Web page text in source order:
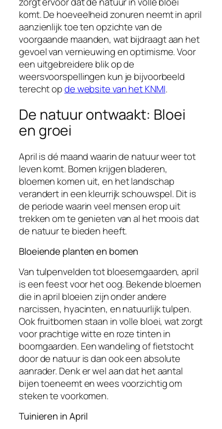
komt. De hoeveelheid zonuren neemt in april
aanzienlijk toe ten opzichte van de
voorgaande maanden, wat bijdraagt aan het
gevoel van vernieuwing en optimisme. Voor
een uitgebreidere blik op de
weersvoorspellingen kun je bijvoorbeeld
terecht opde website van het KNMI.
De natuur ontwaakt: Bloei
en groei
April is dé maand waarin de natuur weer tot
leven komt. Bomen krijgen bladeren,
bloemen komen uit, en het landschap
verandert in een kleurrijk schouwspel. Dit is
de periode waarin veel mensen erop uit
trekken om te genieten van al het moois dat
de natuur te bieden heeft.
Bloeiende planten en bomen
Van tulpenvelden tot bloesemgaarden, april
is een feest voor het oog. Bekende bloemen
die in april bloeien zijn onder andere
narcissen, hyacinten, en natuurlijk tulpen.
Ook fruitbomen staan in volle bloei, wat zorgt
voor prachtige witte en roze tinten in
boomgaarden. Een wandeling of fietstocht
door de natuur is dan ook een absolute
aanrader. Denk er wel aan dat het aantal
bijen toeneemt en wees voorzichtig om
steken te voorkomen.
Tuinieren in April